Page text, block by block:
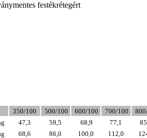
festékrétegért
350/100 500/100 600/100 700/100
47,3 59,5 68,9 77,1
68,6 86,0 100,0 112,0